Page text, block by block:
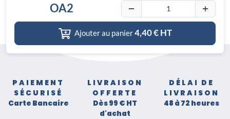
OA2
Ajouter au panier4,40€ HT
PAIEMENT
SÉCURISÉ
Carte Bancaire
LIVRAISON
OFFERTE
Dès 99 € HT
d'achat
DÉLAI DE
LIVRAISON
48 à 72 heures